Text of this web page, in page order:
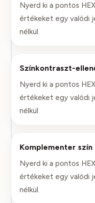
Nyerd ki a pontos
értékeket egy valódi
nélkül.
Színkontraszt-
Nyerd ki a pontos
értékeket egy valódi
nélkül.
Komplementer
Nyerd ki a pontos
értékeket egy valódi
nélkül.